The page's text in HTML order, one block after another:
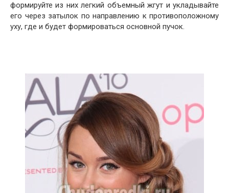
формируйте из них легкий объемный жгут и укладывайте
его через затылок по направлению к противоположному
уху, где и будет формироваться основной пучок.